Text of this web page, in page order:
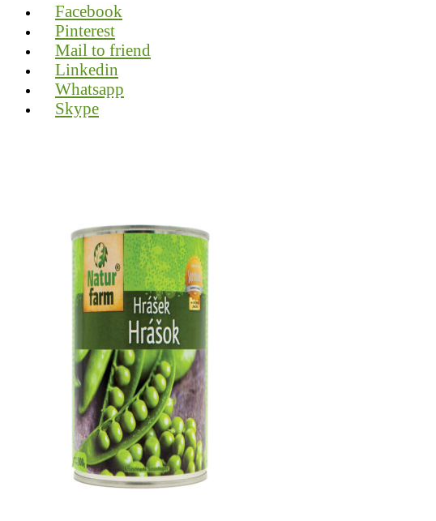
Facebook
Pinterest
Mail to friend
Linkedin
Whatsapp
Skype